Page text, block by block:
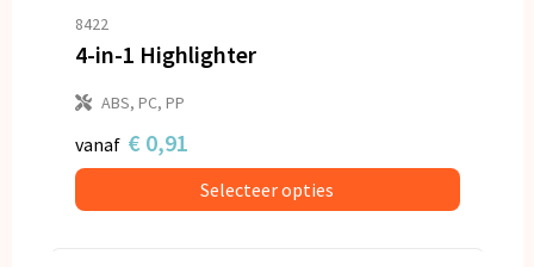
8422
4-in-1 Highlighter
ABS, PC, PP
vanaf € 0,91
Selecteer opties